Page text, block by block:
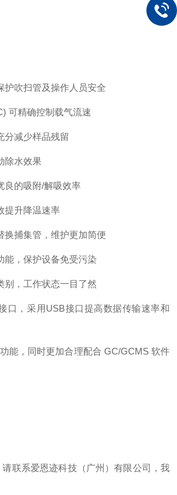
护吹扫管及操作人员安全
可精确控制载气流速
分减少样品残留
除水效果
良的吸附/解吸效率
提升降温速率
换捕集管，维护更加简便
能，保护设备免受污染
别，工作状态一目了然
口，采用USB接口提高数据传输速率和
能，同时更加合理配合 GC/GCMS 软件
联系爱恩迹科技（广州）有限公司，我